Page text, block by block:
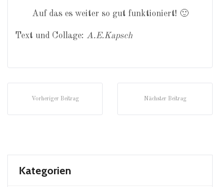
Auf das es weiter so gut funktioniert! 🙂
Text und Collage: A.E.Kapsch
Vorheriger Beitrag Nächster Beitrag
Kategorien